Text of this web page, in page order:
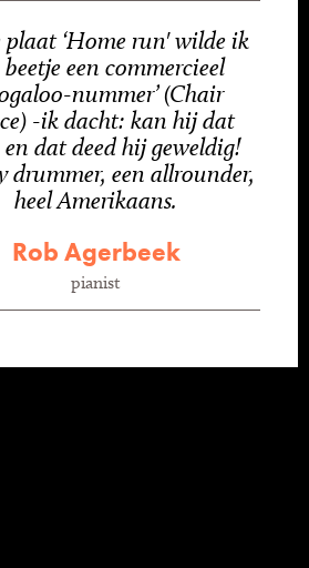
plaat ‘Home run' wilde ik
beetje een commercieel
nummer’ (Chair
-ik dacht: kan hij dat
dat deed hij geweldig!
drummer, een allrounder,
heel Amerikaans.
Rob Agerbeek
pianist